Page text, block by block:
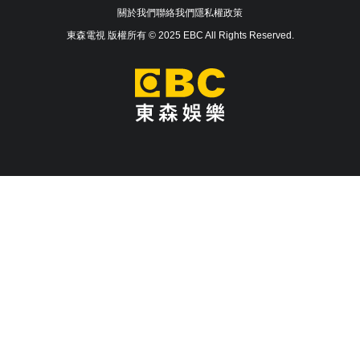
關於我們聯絡我們隱私權政策
東森電視 版權所有 © 2025 EBC All Rights Reserved.